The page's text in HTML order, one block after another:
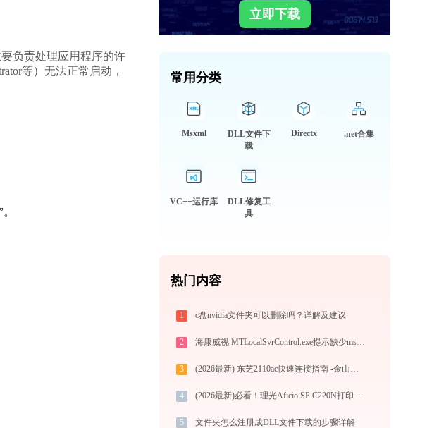
要负责处理应用程序的许
等）无法正常启动，
立即下载
常用分类
Msxml
DLL文件下
载
Directx .net合集
VC++运行库
DLL修复工
具
热门内容
1 c盘nvidia文件夹可以删除吗？详解及建议
2 海康威视 MTLocalSvrControl.exe提示缺少msvcr100.dll文件的解决办法
3 (2026最新) 东芝2110ac快速连接指南 -金山毒霸
4 (2026最新)必看！理光Aficio SP C220N打印机驱动下载与安装的正确姿势
5 文件夹怎么注册成DLL文件下载的步骤详解